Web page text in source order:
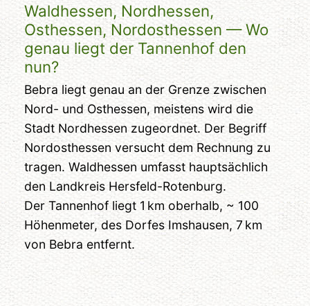
Waldhessen, Nordhessen,
Osthessen, Nordosthessen — Wo
genau liegt der Tannenhof den
nun?
Bebra liegt genau an der Grenze zwischen
Nord- und Osthessen, meistens wird die
Stadt Nordhessen zugeordnet. Der Begriff
Nordosthessen versucht dem Rechnung zu
tragen. Waldhessen umfasst hauptsächlich
den Landkreis Hersfeld-Rotenburg.
Der Tannenhof liegt 1 km oberhalb, ~ 100
Höhenmeter, des Dorfes Imshausen, 7 km
von Bebra entfernt.